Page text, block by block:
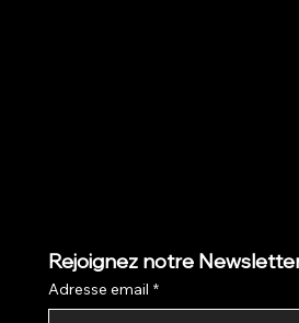
Rejoignez notre
Adresse email *